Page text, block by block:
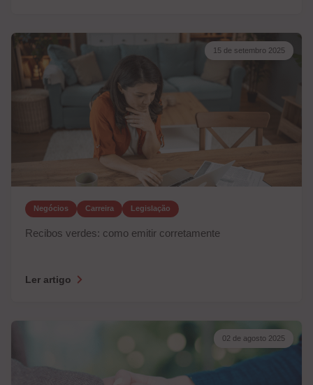
15 de setembro 2025
Negócios Carreira Legislação
Recibos verdes: como emitir corretamente
Ler artigo
02 de agosto 2025